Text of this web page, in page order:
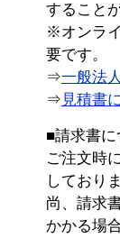
すること
※オンラ
要です。
⇒一般法
⇒ 見積書
■請求書に
ご注文時
しており
尚、請求
かかる場